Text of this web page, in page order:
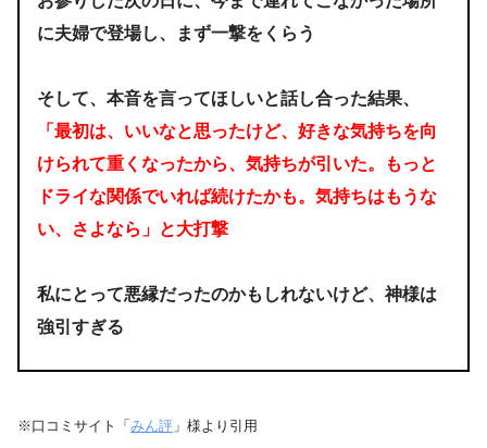
に夫婦で登場し、まず一撃をくらう
そして、本音を言ってほしいと話し合った結果、
「最初は、いいなと思ったけど、好きな気持ちを向
けられて重くなったから、気持ちが引いた。もっと
ドライな関係でいれば続けたかも。気持ちはもうな
い、さよなら」と大打撃
私にとって悪縁だったのかもしれないけど、神様は
強引すぎる
※口コミサイト「 みん評 」様より引用